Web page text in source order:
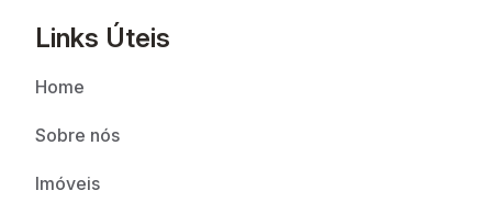
Links Úteis
Home
Sobre nós
Imóveis